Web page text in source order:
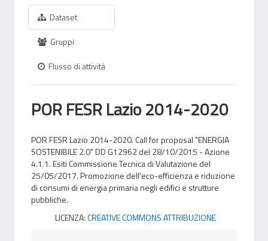
Dataset
Gruppi
Flusso di attività
POR FESR Lazio 2014-2020
POR FESR Lazio 2014-2020. Call for proposal "ENERGIA
SOSTENIBILE 2.0" DD G12962 del 28/10/2015 - Azione
4.1.1. Esiti Commissione Tecnica di Valutazione del
25/05/2017. Promozione dell'eco-efficienza e riduzione
di consumi di energia primaria negli edifici e strutture
pubbliche.
LICENZA:CREATIVE COMMONS ATTRIBUZIONE